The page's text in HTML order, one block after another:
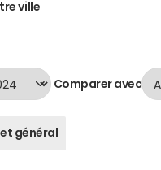
ville
Comparer avec
général